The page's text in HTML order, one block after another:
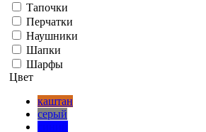
Тапочки
Перчатки
Наушники
Шапки
Шарфы
Цвет
каштан
серый